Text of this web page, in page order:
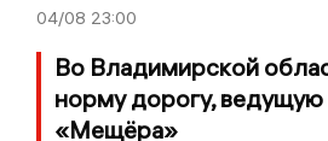
04/08 23:00
Во Владимирской
норму дорогу, ведущую
«Мещёра»